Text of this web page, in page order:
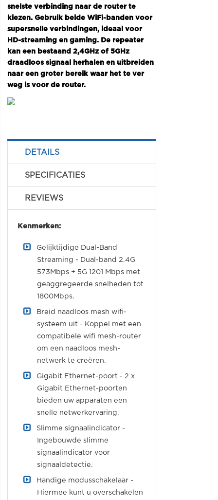
snelste verbinding naar de router te
kiezen. Gebruik beide WiFi-banden voor
supersnelle verbindingen, ideaal voor
HD-streaming en gaming. De repeater
kan een bestaand 2,4GHz of 5GHz
draadloos signaal herhalen en uitbreiden
naar een groter bereik waar het te ver
weg is voor de router.
DETAILS
SPECIFICATIES
REVIEWS
Kenmerken:
Gelijktijdige Dual-Band
Streaming - Dual-band 2.4G
573Mbps + 5G 1201 Mbps met
geaggregeerde snelheden tot
1800Mbps.
Breid naadloos mesh wifi-
systeem uit - Koppel met een
compatibele wifi mesh-router
om een ​​naadloos mesh-
netwerk te creëren.
Gigabit Ethernet-poort - 2 x
Gigabit Ethernet-poorten
bieden uw apparaten een
snelle netwerkervaring.
Slimme signaalindicator -
Ingebouwde slimme
signaalindicator voor
signaaldetectie.
Handige modusschakelaar -
Hiermee kunt u overschakelen